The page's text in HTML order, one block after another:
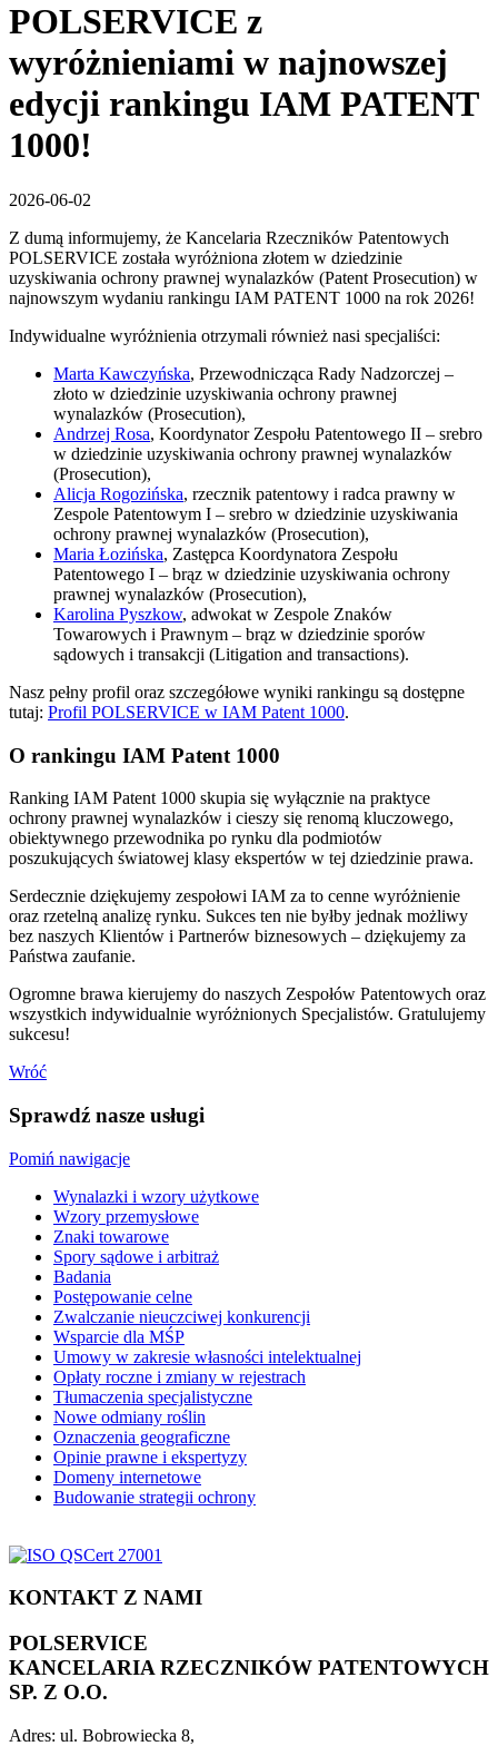
POLSERVICE z
wyróżnieniami w najnowszej
edycji rankingu IAM PATENT
1000!
2026-06-02
Z dumą informujemy, że Kancelaria Rzeczników Patentowych
POLSERVICE została wyróżniona złotem w dziedzinie
uzyskiwania ochrony prawnej wynalazków (Patent Prosecution) w
najnowszym wydaniu rankingu IAM PATENT 1000 na rok 2026!
Indywidualne wyróżnienia otrzymali również nasi specjaliści:
Marta Kawczyńska, Przewodnicząca Rady Nadzorczej –
złoto w dziedzinie uzyskiwania ochrony prawnej
wynalazków (Prosecution),
Andrzej Rosa, Koordynator Zespołu Patentowego II – srebro
w dziedzinie uzyskiwania ochrony prawnej wynalazków
(Prosecution),
Alicja Rogozińska, rzecznik patentowy i radca prawny w
Zespole Patentowym I – srebro w dziedzinie uzyskiwania
ochrony prawnej wynalazków (Prosecution),
Maria Łozińska, Zastępca Koordynatora Zespołu
Patentowego I – brąz w dziedzinie uzyskiwania ochrony
prawnej wynalazków (Prosecution),
Karolina Pyszkow, adwokat w Zespole Znaków
Towarowych i Prawnym – brąz w dziedzinie sporów
sądowych i transakcji (Litigation and transactions).
Nasz pełny profil oraz szczegółowe wyniki rankingu są dostępne
tutaj: Profil POLSERVICE w IAM Patent 1000.
O rankingu IAM Patent 1000
Ranking IAM Patent 1000 skupia się wyłącznie na praktyce
ochrony prawnej wynalazków i cieszy się renomą kluczowego,
obiektywnego przewodnika po rynku dla podmiotów
poszukujących światowej klasy ekspertów w tej dziedzinie prawa.
Serdecznie dziękujemy zespołowi IAM za to cenne wyróżnienie
oraz rzetelną analizę rynku. Sukces ten nie byłby jednak możliwy
bez naszych Klientów i Partnerów biznesowych – dziękujemy za
Państwa zaufanie.
Ogromne brawa kierujemy do naszych Zespołów Patentowych oraz
wszystkich indywidualnie wyróżnionych Specjalistów. Gratulujemy
sukcesu!
Wróć
Sprawdź nasze usługi
Pomiń nawigacje
Wynalazki i wzory użytkowe
Wzory przemysłowe
Znaki towarowe
Spory sądowe i arbitraż
Badania
Postępowanie celne
Zwalczanie nieuczciwej konkurencji
Wsparcie dla MŚP
Umowy w zakresie własności intelektualnej
Opłaty roczne i zmiany w rejestrach
Tłumaczenia specjalistyczne
Nowe odmiany roślin
Oznaczenia geograficzne
Opinie prawne i ekspertyzy
Domeny internetowe
Budowanie strategii ochrony
KONTAKT Z NAMI
POLSERVICE
KANCELARIA RZECZNIKÓW PATENTOWYCH
SP. Z O.O.
Adres: ul. Bobrowiecka 8,